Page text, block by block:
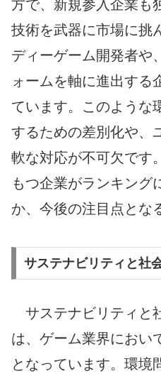
方で、新規参入企業も
技術を武器に市場に挑
ディーゲーム開発者や
ォームを軸に進出する
ています。このような
するための差別化や、
軟な対応が不可欠です
もつ企業がランキング
か、今後の注目点とな
サステナビリティと社
サステナビリティと
は、ゲーム業界におい
となっています。環境